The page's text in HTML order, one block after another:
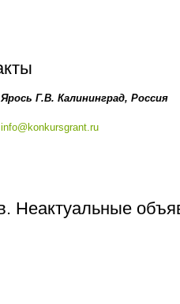
Ярось Г.В. Калининград, Россия
info@konkursgrant.ru
Неактуальные